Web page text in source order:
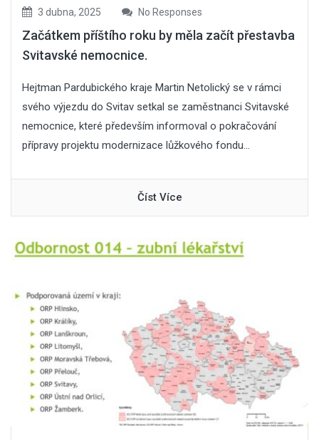
3 dubna, 2025 No Responses
Začátkem příštího roku by měla začít přestavba
Svitavské nemocnice.
Hejtman Pardubického kraje Martin Netolický se v rámci
svého výjezdu do Svitav setkal se zaměstnanci Svitavské
nemocnice, které především informoval o pokračování
přípravy projektu modernizace lůžkového fondu...
Číst Více